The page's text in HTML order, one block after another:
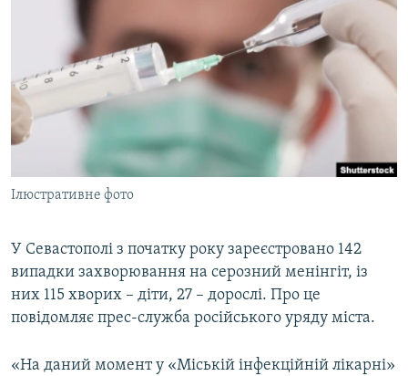
СПЕЦПРОЕКТИ
ДЕПОРТАЦІЯ
ВІДЕОУРОКИ «ELIFBE»
СВІДЧЕННЯ ОКУПАЦІЇ
УКРАЇНСЬКА ПРОБЛЕМА КРИМУ
ІНФОГРАФІКА
ЯК ОБІЙТИ БЛОКУВАННЯ
Русский
Qırımtatar
ДОЛУЧАЙСЯ!
Усі сайти RFE/RL
Ілюстративне фото
У Севастополі з початку року зареєстровано 142
випадки захворювання на серозний менінгіт, із
них 115 хворих – діти, 27 – дорослі. Про це
повідомляє прес-служба російського уряду міста.
«На даний момент у «Міській інфекційній лікарні»